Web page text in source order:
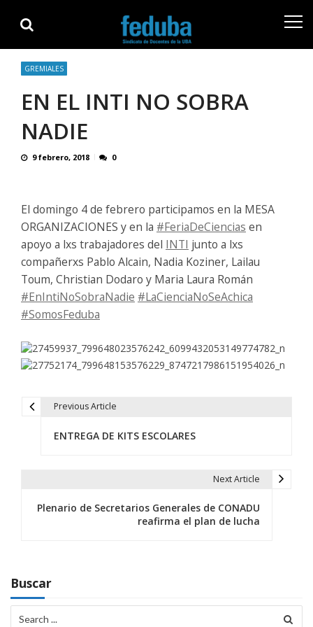
navigation
content
GREMIALES
EN EL INTI NO SOBRA
NADIE
9 febrero, 2018 0
El domingo 4 de febrero participamos en la MESA
ORGANIZACIONES y en la #FeriaDeCiencias en
apoyo a lxs trabajadores del INTI junto a lxs
compañerxs Pablo Alcain, Nadia Koziner, Lailau
Toum, Christian Dodaro y Maria Laura Román
#EnIntiNoSobraNadie #LaCienciaNoSeAchica
#SomosFeduba
i
ó
Previous Article
ENTREGA DE KITS ESCOLARES
Next Article
Plenario de Secretarios Generales de CONADU
reafirma el plan de lucha
Buscar